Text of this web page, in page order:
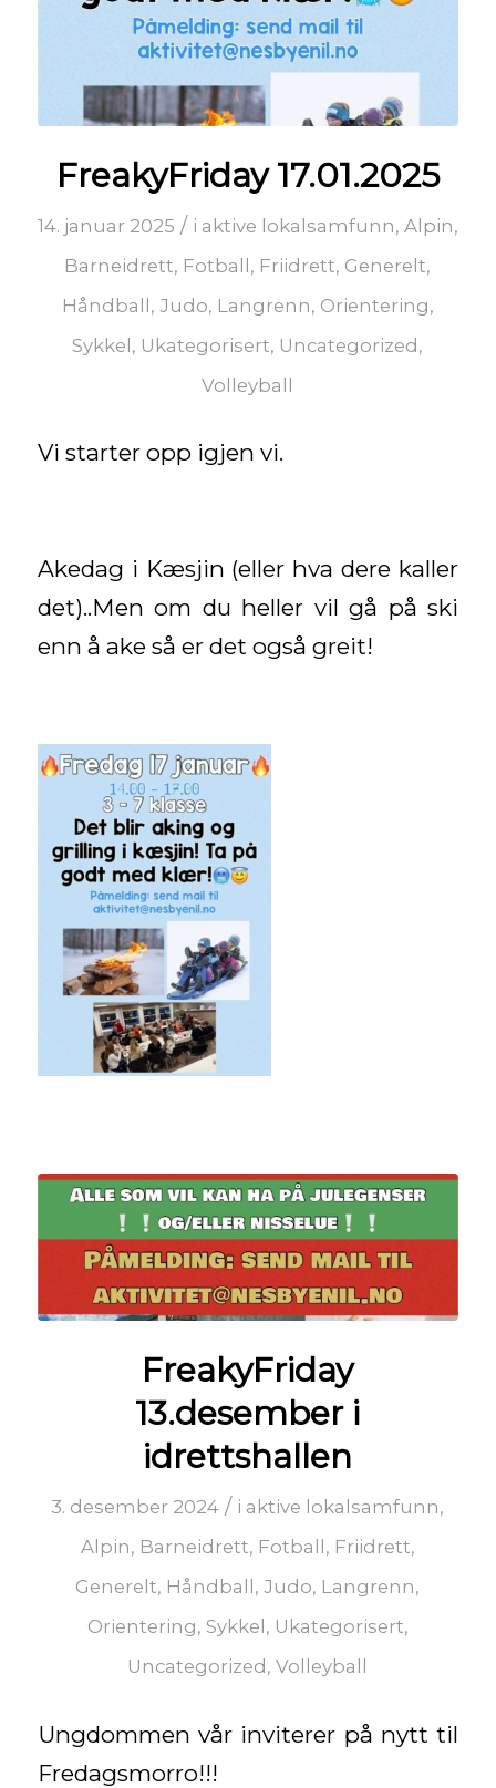
FreakyFriday 17.01.2025
14. januar 2025 / i aktive lokalsamfunn, Alpin,
Barneidrett, Fotball, Friidrett, Generelt,
Håndball, Judo, Langrenn, Orientering,
Sykkel, Ukategorisert, Uncategorized,
Volleyball
Vi starter opp igjen vi.
Akedag i Kæsjin (eller hva dere kaller
det)..Men om du heller vil gå på ski
enn å ake så er det også greit!
FreakyFriday
13.desember i
idrettshallen
3. desember 2024 / i aktive lokalsamfunn,
Alpin, Barneidrett, Fotball , Friidrett,
Generelt, Håndball ,Judo, Langrenn,
Orientering, Sykkel , Ukategorisert,
Uncategorized ,Volleyball
Ungdommen vår inviterer på nytt til
Fredagsmorro!!!